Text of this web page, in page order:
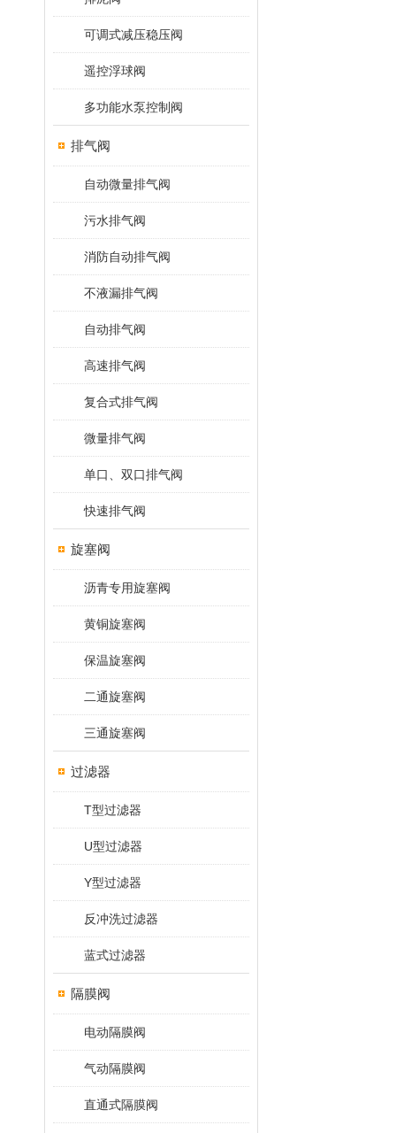
可调式减压稳压阀
遥控浮球阀
多功能水泵控制阀
排气阀
自动微量排气阀
污水排气阀
消防自动排气阀
不液漏排气阀
自动排气阀
高速排气阀
复合式排气阀
微量排气阀
单口、双口排气阀
快速排气阀
旋塞阀
沥青专用旋塞阀
黄铜旋塞阀
保温旋塞阀
二通旋塞阀
三通旋塞阀
过滤器
T型过滤器
U型过滤器
Y型过滤器
反冲洗过滤器
蓝式过滤器
隔膜阀
电动隔膜阀
气动隔膜阀
直通式隔膜阀